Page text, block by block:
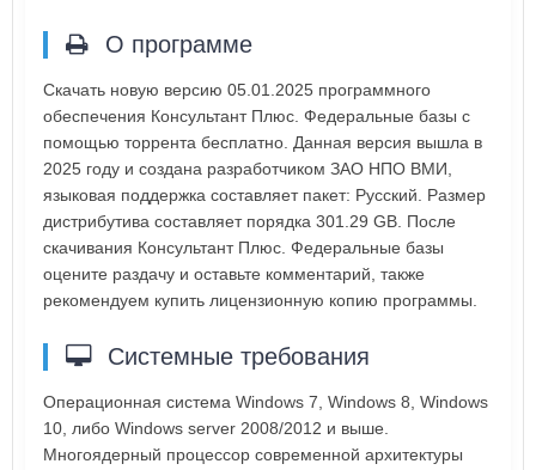
О программе
Скачать новую версию 05.01.2025 программного
обеспечения Консультант Плюс. Федеральные базы с
помощью торрента бесплатно. Данная версия вышла в
2025 году и создана разработчиком ЗАО НПО ВМИ,
языковая поддержка составляет пакет: Русский. Размер
дистрибутива составляет порядка 301.29 GB. После
скачивания Консультант Плюс. Федеральные базы
оцените раздачу и оставьте комментарий, также
рекомендуем купить лицензионную копию программы.
Системные требования
Операционная система Windows 7, Windows 8, Windows
10, либо Windows server 2008/2012 и выше.
Многоядерный процессор современной архитектуры